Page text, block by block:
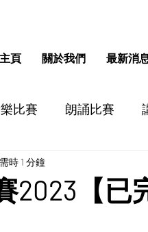
主頁 關於我們 最新消
比賽 朗誦比賽
舞比賽
2023【已
時 1 分鐘